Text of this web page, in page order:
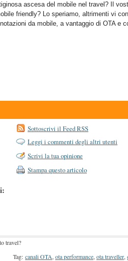
ascesa del mobile nel travel? Il
friendly? Lo speriamo, altrimenti vi
da mobile, a vantaggio di OTA e
Sottoscrivi il Feed RSS
Leggi i commenti degli altri utenti
Scrivi la tua opinione
Stampa questo articolo
travel?
Tag: canali OTA, ota performance, ota traveller,